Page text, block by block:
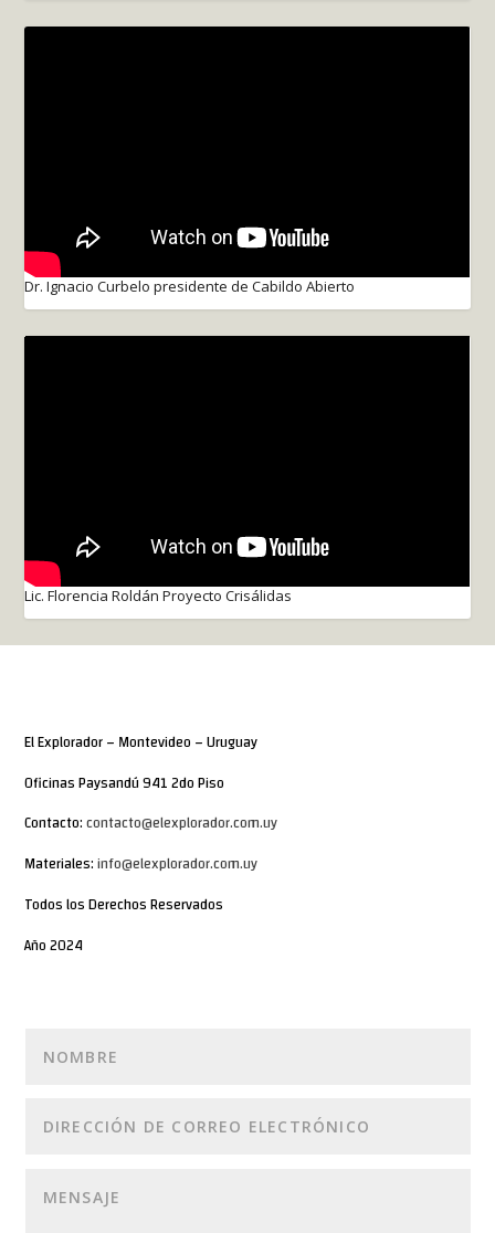
Dr. Ignacio Curbelo presidente de Cabildo Abierto
Lic. Florencia Roldán Proyecto Crisálidas
El Explorador – Montevideo – Uruguay
Oficinas Paysandú 941 2do Piso
Contacto:contacto@elexplorador.com.uy
Materiales:info@elexplorador.com.uy
Todos los Derechos Reservados
Año 2024